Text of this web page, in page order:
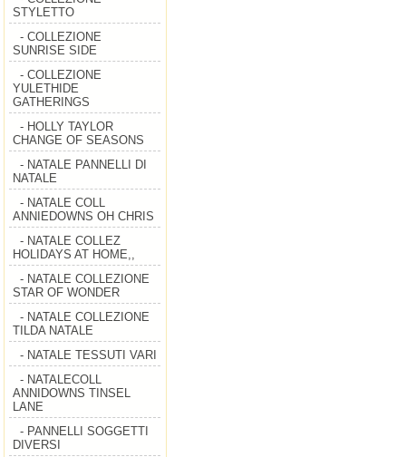
STYLETTO
- COLLEZIONE
SUNRISE SIDE
- COLLEZIONE
YULETHIDE
GATHERINGS
- HOLLY TAYLOR
CHANGE OF SEASONS
- NATALE PANNELLI DI
NATALE
- NATALE COLL
ANNIEDOWNS OH CHRIS
- NATALE COLLEZ
HOLIDAYS AT HOME,,
- NATALE COLLEZIONE
STAR OF WONDER
- NATALE COLLEZIONE
TILDA NATALE
- NATALE TESSUTI VARI
- NATALECOLL
ANNIDOWNS TINSEL
LANE
- PANNELLI SOGGETTI
DIVERSI